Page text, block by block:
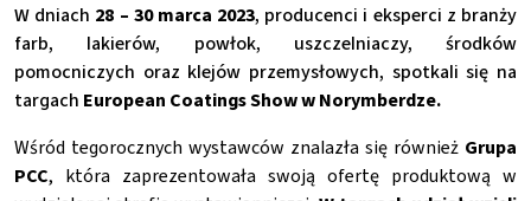
W dniach 28 – 30 marca 2023, producenci i eksperci z branży
farb, lakierów, powłok, uszczelniaczy, środków
pomocniczych oraz klejów przemysłowych, spotkali się na
targach European Coatings Show w Norymberdze.
Wśród tegorocznych wystawców znalazła się również Grupa
PCC, która zaprezentowała swoją ofertę produktową w